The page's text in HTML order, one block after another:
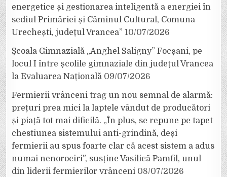
energetice și gestionarea inteligentă a energiei în
sediul Primăriei și Căminul Cultural, Comuna
Urechești, județul Vrancea” 10/07/2026
Școala Gimnazială „Anghel Saligny” Focșani, pe
locul I între școlile gimnaziale din județul Vrancea
la Evaluarea Națională 09/07/2026
Fermierii vrânceni trag un nou semnal de alarmă:
prețuri prea mici la laptele vândut de producători
și piață tot mai dificilă. „În plus, se repune pe tapet
chestiunea sistemului anti-grindină, deși
fermierii au spus foarte clar că acest sistem a adus
numai nenorociri”, susține Vasilică Pamfil, unul
din liderii fermierilor vrânceni 08/07/2026